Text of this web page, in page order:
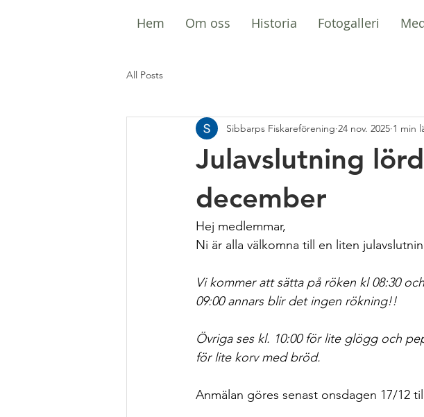
Hem Om oss Historia Fotogalleri
All Posts
Julavslutning
december
Sibbarps Fiskareförening 24 nov. 2025 1 min
Hej medlemmar,
Ni är alla välkomna till en liten
Vi kommer att sätta på röken kl 08:30
09:00 annars blir det ingen rökning!!
Övriga ses kl. 10:00 för lite glögg och
för lite korv med bröd.
Anmälan göres senast onsdagen 17/12 till